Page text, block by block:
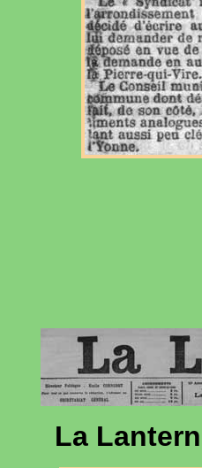
La